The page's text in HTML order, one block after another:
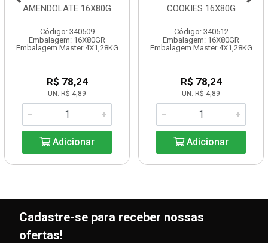
AMENDOLATE 16X80G
Código: 340509
Embalagem: 16X80GR
Embalagem Master 4X1,28KG
R$ 78,24
UN: R$ 4,89
Adicionar
COOKIES 16X80G
Código: 340512
Embalagem: 16X80GR
Embalagem Master 4X1,28KG
R$ 78,24
UN: R$ 4,89
Adicionar
Cadastre-se para receber nossas
ofertas!